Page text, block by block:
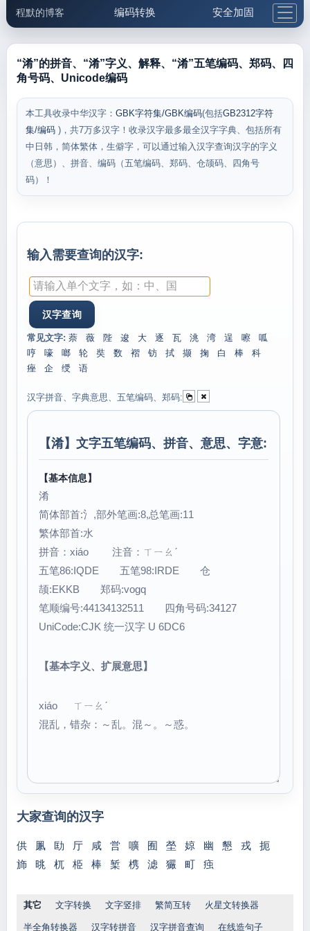
程默的博客 编码转换 安全加固
邮件工具 生活便民 更多工具
“淆”的拼音、“淆”字义、解释、“淆”五笔编码、郑码、四
角号码、Unicode编码
本工具收录中华汉字： GBK字符集/GBK编码(包括GB2312字符
集/编码 )，共7万多汉字！收录汉字最多最全汉字字典、包括所有
中日韩，简体繁体，生僻字，可以通过输入汉字查询汉字的字义
（意思）、拼音、编码（五笔编码、郑码、仓颉码、四角号
码）！
输入需要查询的汉字:
常见文字: 萘 薇 陛 逡 大 逐 瓦 洮 湾 逞 嚓
呱
哼
嚎 啷 轮 奘 数 褶 钫 拭 撷 掬 白 棒
科
痤
企 绶 语
汉字拼音、字典意思、五笔编码、郑码:
【淆】文字五笔编码、拼音、意思、字意:
【基本信息】
淆
简体部首:氵,部外笔画:8,总笔画:11
繁体部首:水
拼音：xiáo 注音：ㄒㄧㄠˊ
五笔86:IQDE 五笔98:IRDE 仓
颉:EKKB 郑码:vogq
笔顺编号:44134132511 四角号码:34127
UniCode:CJK 统一汉字 U 6DC6
【基本字义、扩展意思】
xiáo ㄒㄧㄠˊ
混乱，错杂：～乱。混～。～惑。
大家查询的汉字
供 凲 劻 厅 咸 営 嚝 囿 塋 婛 幽 懇 戎
扼
斾
晀 杌 栕 棒 椠 槜 滤 玁 町 痋
其它 文字转换 文字竖排 繁简互转 火星文转换器
半全角转换器 汉字转拼音 汉字拼音查询 在线造句子